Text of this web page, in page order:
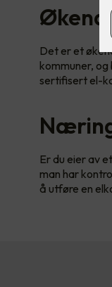
Det er et
kommuner,
sertifisert el-
Er du eier av
man har
å utføre en